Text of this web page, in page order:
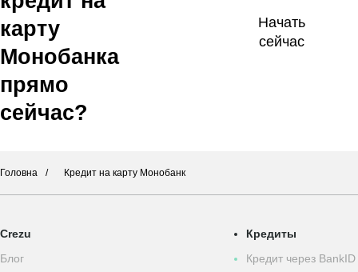
карту
Монобанка
прямо
сейчас?
Начать
сейчас
Головна Кредит на карту Монобанк
Crezu
Блог
Кредиты
Кредит через BankID